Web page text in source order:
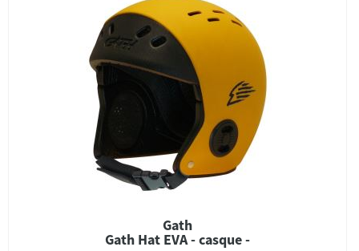
Gath
Gath Hat EVA - casque -